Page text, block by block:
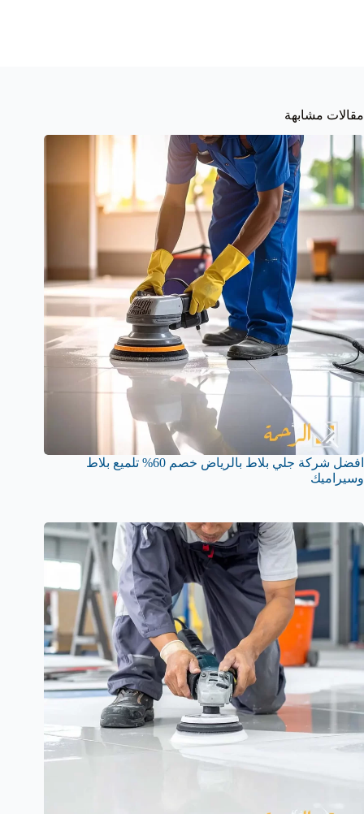
مقالات مشابهة
افضل شركة جلي بلاط بالرياض خصم 60% تلميع بلاط
وسيراميك